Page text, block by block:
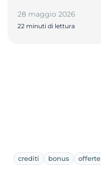
28 maggio 2026
22 minuti di lettura
crediti bonus offerte